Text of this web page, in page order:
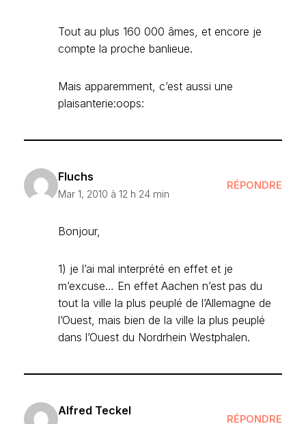
Tout au plus 160 000 âmes, et encore je
compte la proche banlieue.
Mais apparemment, c’est aussi une
plaisanterie:oops:
Fluchs
Mar 1, 2010 à 12 h 24 min
RÉPONDRE
Bonjour,
1) je l’ai mal interprété en effet et je
m’excuse… En effet Aachen n’est pas du
tout la ville la plus peuplé de l’Allemagne de
l’Ouest, mais bien de la ville la plus peuplé
dans l’Ouest du Nordrhein Westphalen.
Alfred Teckel
RÉPONDRE